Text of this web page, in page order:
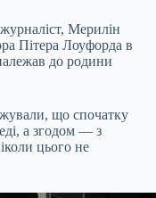
Мерилін
Пітера Лоуфорда в
до родини
що спочатку
а згодом — з
цього не